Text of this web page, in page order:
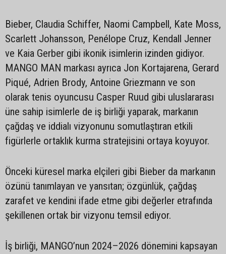
Bieber, Claudia Schiffer, Naomi Campbell, Kate Moss,
Scarlett Johansson, Penélope Cruz, Kendall Jenner
ve Kaia Gerber gibi ikonik isimlerin izinden gidiyor.
MANGO MAN markası ayrıca Jon Kortajarena, Gerard
Piqué, Adrien Brody, Antoine Griezmann ve son
olarak tenis oyuncusu Casper Ruud gibi uluslararası
üne sahip isimlerle de iş birliği yaparak, markanın
çağdaş ve iddialı vizyonunu somutlaştıran etkili
figürlerle ortaklık kurma stratejisini ortaya koyuyor.
Önceki küresel marka elçileri gibi Bieber da markanın
özünü tanımlayan ve yansıtan; özgünlük, çağdaş
zarafet ve kendini ifade etme gibi değerler etrafında
şekillenen ortak bir vizyonu temsil ediyor.
İş birliği, MANGO’nun 2024–2026 dönemini kapsayan